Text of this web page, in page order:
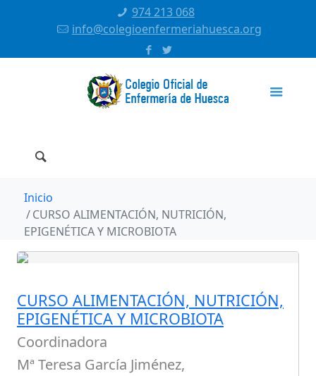
974 213 068
info@colegioenfermeriahuesca.org
Inicio
CURSO ALIMENTACIÓN, NUTRICIÓN,
EPIGENÉTICA Y MICROBIOTA
CURSO ALIMENTACIÓN, NUTRICIÓN,
EPIGENÉTICA Y MICROBIOTA
Coordinadora
Mª Teresa García Jiménez,